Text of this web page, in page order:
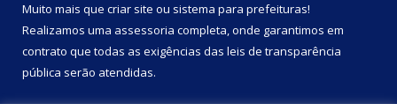
Muito mais que criar site ou sistema para prefeituras!
Realizamos uma assessoria completa, onde garantimos em
contrato que todas as exigências das leis de transparência
pública serão atendidas.